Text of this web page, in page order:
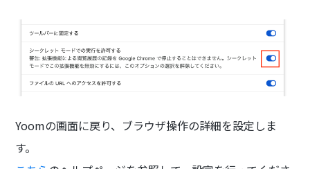
Yoomの画面に戻り、ブラウザ操作の詳細を設定しま
す。